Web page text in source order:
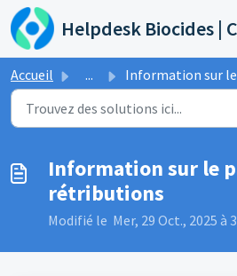
Passer au contenu principal
Accueil ... Information sur le paiement des rétributions
Information sur le
rétributions
Modifié le Mer, 29 Oct., 2025 à